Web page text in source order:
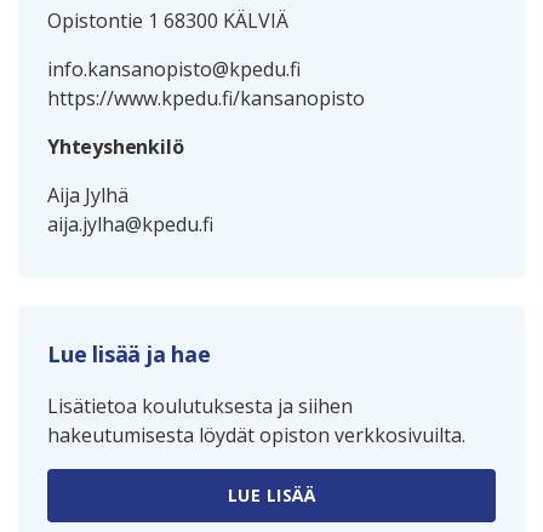
Opistontie 1 68300 KÄLVIÄ
info.kansanopisto@kpedu.fi
https://www.kpedu.fi/kansanopisto
Yhteyshenkilö
Aija Jylhä
aija.jylha@kpedu.fi
Lue lisää ja hae
Lisätietoa koulutuksesta ja siihen
hakeutumisesta löydät opiston verkkosivuilta.
LUE LISÄÄ